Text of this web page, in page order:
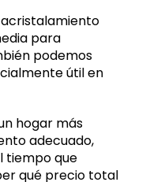
para
podemos
útil en
hogar más
adecuado,
tiempo que
qué precio total